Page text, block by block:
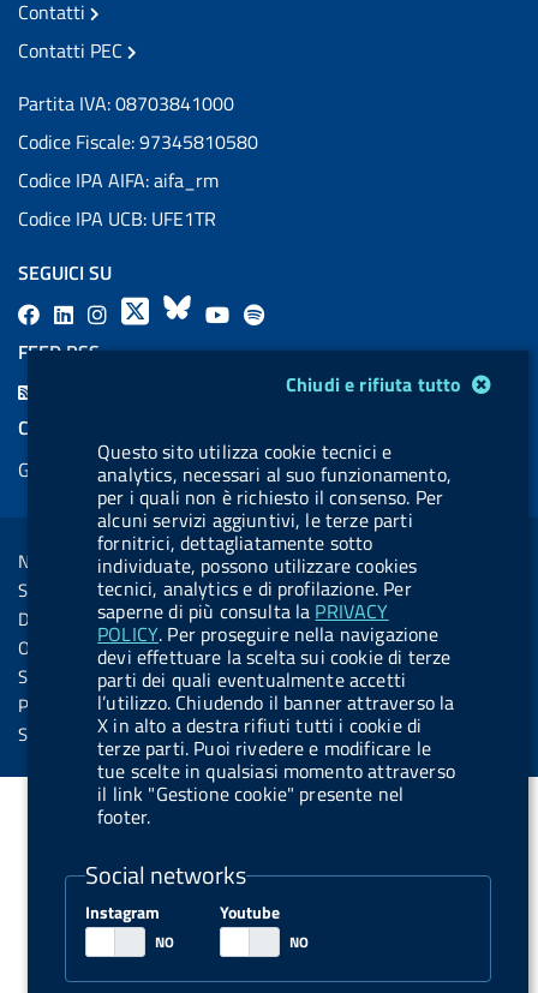
Chiudi e rifiuta tutto
Questo sito utilizza cookie tecnici e
analytics, necessari al suo funzionamento,
per i quali non è richiesto il consenso. Per
alcuni servizi aggiuntivi, le terze parti
fornitrici, dettagliatamente sotto
individuate, possono utilizzare cookies
tecnici, analytics e di profilazione. Per
saperne di più consulta la PRIVACY
POLICY. Per proseguire nella navigazione
devi effettuare la scelta sui cookie di terze
parti dei quali eventualmente accetti
l’utilizzo. Chiudendo il banner attraverso la
X in alto a destra rifiuti tutti i cookie di
terze parti. Puoi rivedere e modificare le
tue scelte in qualsiasi momento attraverso
il link "Gestione cookie" presente nel
footer.
Social networks
Instagram Youtube
Contatti
Contatti PEC
Partita IVA: 08703841000
Codice Fiscale: 97345810580
Codice IPA AIFA: aifa_rm
Codice IPA UCB: UFE1TR
SEGUICI SU
F
a
L
i
a
l
.
b
u
t
t
o
n
.
i
n
s
t
a
g
r
a
X
B
l
s
k
y
Y
o
u
b
e
l
a
l
.
b
u
t
t
o
n
s
p
o
y
FEED RSS
COOKIES
Gestione cookie
Sezione Link Utili
Note legali
Social Media Policy
Dichiarazione di accessibilità
Obiettivi di accessibilità
Statistiche sito
Privacy
Servizi Online